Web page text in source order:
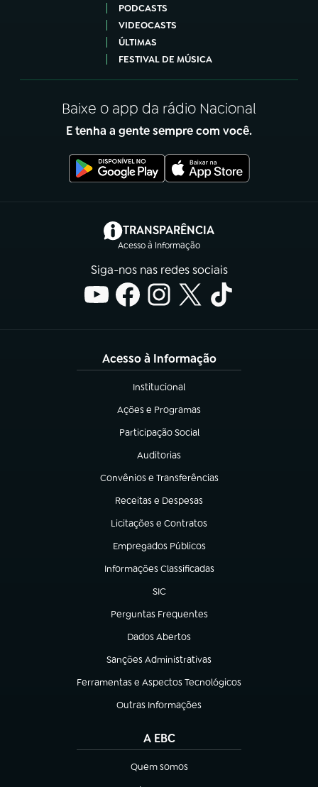
PODCASTS
VIDEOCASTS
ÚLTIMAS
FESTIVAL DE MÚSICA
Baixe o app da rádio Nacional
E tenha a gente sempre com você.
TRANSPARÊNCIA
Acesso à Informação
(abre em nova aba)
Siga-nos nas redes sociais
Acesso à Informação
Institucional
(abre em nova aba)
Ações e Programas
(abre em nova aba)
Participação Social
(abre em nova aba)
Auditorias
(abre em nova aba)
Convênios e Transferências
(abre em nova aba)
Receitas e Despesas
(abre em nova aba)
Licitações e Contratos
(abre em nova aba)
Empregados Públicos
(abre em nova aba)
Informações Classificadas
(abre em nova aba)
SIC
(abre em nova aba)
Perguntas Frequentes
(abre em nova aba)
Dados Abertos
(abre em nova aba)
Sanções Administrativas
(abre em nova aba)
Ferramentas e Aspectos Tecnológicos
(abre em nova aba)
Outras Informações
(abre em nova aba)
A EBC
Quem somos
(abre em nova aba)